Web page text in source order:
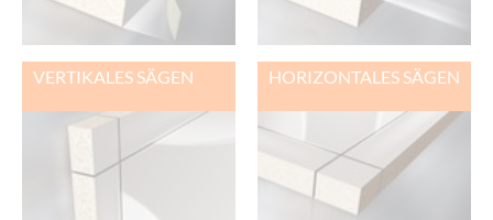
VERTIKALES SÄGEN HORIZONTALES SÄGEN